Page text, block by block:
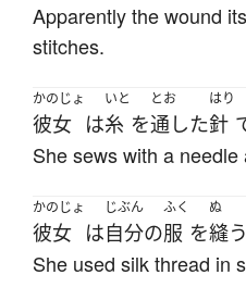
Apparently the wound
stitches.
かのじょ
彼女 は
いと
糸 を
とお
通した
はり
針
She sews with a needle
かのじょ
彼女 は
じぶん
自分の
ふく
服 を
ぬ
縫う
She used silk thread in